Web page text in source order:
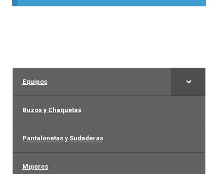
Equipos
Buzos y Chaquetas
Pantalonetas y Sudaderas
Mujeres